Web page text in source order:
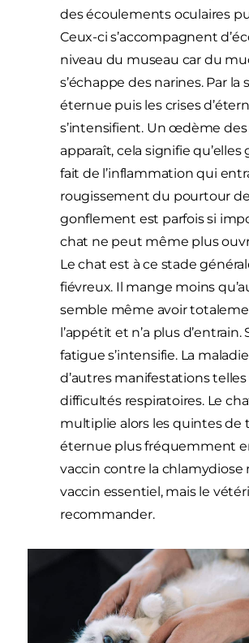
des écoulements oculaires
Ceux-ci s’accompagnent
niveau du museau car du
s’échappe des narines. Par la
éternue puis les crises
s’intensifient. Un œdème
apparaît, cela signifie
fait de l’inflammation qui
rougissement du pourtour
gonflement est parfois si
chat ne peut même plus
Le chat est à ce stade
fiévreux. Il mange moins
semble même avoir
l’appétit et n’a plus d’entrain.
fatigue s’intensifie. La
d’autres manifestations
difficultés respiratoires. Le
multiplie alors les quintes de
éternue plus fréquemment
vaccin contre la chlamydiose
vaccin essentiel, mais le
recommander.